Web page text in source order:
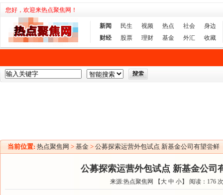
您好，欢迎来热点聚焦网！
新闻 民生 视频 热点 社会
身边
财经
股票 理财 基金 外汇 收藏
当前位置: 热点聚焦网 > 基金 > 公募探索运营外包试点 新基金公司有望尝鲜
公募探索运营外包试点 新基金公司
来源:热点聚焦网 【 大 中 小】 阅读： 176 次